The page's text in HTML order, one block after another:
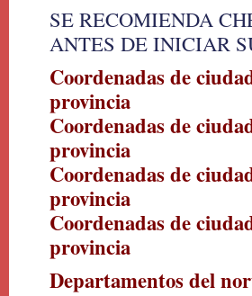
SE RECOMIENDA
ANTES DE INICIAR
Coordenadas de
provincia
Coordenadas de
provincia
Coordenadas de
provincia
Coordenadas de
provincia
Departamentos del